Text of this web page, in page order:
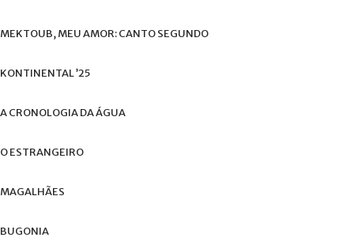
MEKTOUB,MEUAMOR:CANTOSEGUNDO
KONTINENTAL’25
ACRONOLOGIADAÁGUA
OESTRANGEIRO
MAGALHÃES
BUGONIA